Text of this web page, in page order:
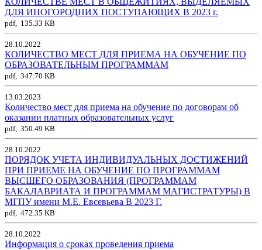
ДЛЯ ИНОГОРОДНИХ ПОСТУПАЮЩИХ В 2023 г.
pdf, 135.33 KB
28.10.2022
КОЛИЧЕСТВО МЕСТ ДЛЯ ПРИЕМА НА ОБУЧЕНИЕ ПО
ОБРАЗОВАТЕЛЬНЫМ ПРОГРАММАМ
pdf, 347.70 KB
13.03.2023
Количество мест для приема на обучение по договорам об
оказании платных образовательных услуг
pdf, 350.49 KB
28.10.2022
ПОРЯДОК УЧЕТА ИНДИВИДУАЛЬНЫХ ДОСТИЖЕНИЙ
ПРИ ПРИЕМЕ НА ОБУЧЕНИЕ ПО ПРОГРАММАМ
ВЫСШЕГО ОБРАЗОВАНИЯ (ПРОГРАММАМ
БАКАЛАВРИАТА И ПРОГРАММАМ МАГИСТРАТУРЫ) В
МГПУ имени М.Е. Евсевьева В 2023 Г.
pdf, 472.35 KB
28.10.2022
Информация о сроках проведения приема